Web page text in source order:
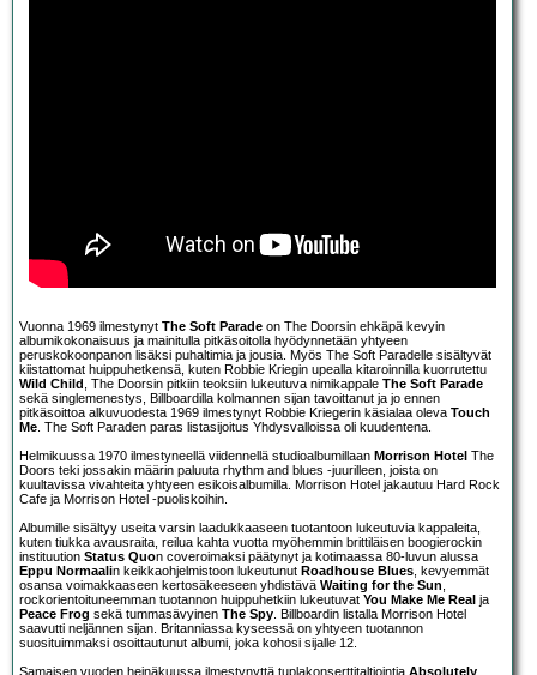
Vuonna 1969 ilmestynyt The Soft Parade on The Doorsin ehkäpä kevyin
albumikokonaisuus ja mainitulla pitkäsoitolla hyödynnetään yhtyeen
peruskokoonpanon lisäksi puhaltimia ja jousia. Myös The Soft Paradelle sisältyvät
kiistattomat huippuhetkensä, kuten Robbie Kriegin upealla kitaroinnilla kuorrutettu
Wild Child , The Doorsin pitkiin teoksiin lukeutuva nimikappale The Soft Parade
sekä singlemenestys, Billboardilla kolmannen sijan tavoittanut ja jo ennen
pitkäsoittoa alkuvuodesta 1969 ilmestynyt Robbie Kriegerin käsialaa oleva Touch
Me. The Soft Paraden paras listasijoitus Yhdysvalloissa oli kuudentena.
Helmikuussa 1970 ilmestyneellä viidennellä studioalbumillaan Morrison Hotel The
Doors teki jossakin määrin paluuta rhythm and blues -juurilleen, joista on
kuultavissa vivahteita yhtyeen esikoisalbumilla. Morrison Hotel jakautuu Hard Rock
Cafe ja Morrison Hotel -puoliskoihin.
Albumille sisältyy useita varsin laadukkaaseen tuotantoon lukeutuvia kappaleita,
kuten tiukka avausraita, reilua kahta vuotta myöhemmin brittiläisen boogierockin
instituution Status Quon coveroimaksi päätynyt ja kotimaassa 80-luvun alussa
Eppu Normaalin keikkaohjelmistoon lukeutunut Roadhouse Blues, kevyemmät
osansa voimakkaaseen kertosäkeeseen yhdistävä Waiting for the Sun,
rockorientoituneemman tuotannon huippuhetkiin lukeutuvat You Make Me Real ja
Peace Frog sekä tummasävyinen The Spy. Billboardin listalla Morrison Hotel
saavutti neljännen sijan. Britanniassa kyseessä on yhtyeen tuotannon
suosituimmaksi osoittautunut albumi, joka kohosi sijalle 12.
Samaisen vuoden heinäkuussa ilmestynyttä tuplakonserttitaltiointia Absolutely